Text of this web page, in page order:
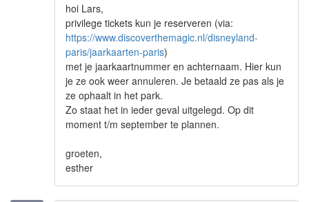
hoi Lars,
privilege tickets kun je reserveren (via:
https://www.discoverthemagic.nl/disneyland-
paris/jaarkaarten-paris)
met je jaarkaartnummer en achternaam. Hier kun
je ze ook weer annuleren. Je betaald ze pas als je
ze ophaalt in het park.
Zo staat het in ieder geval uitgelegd. Op dit
moment t/m september te plannen.
groeten,
esther